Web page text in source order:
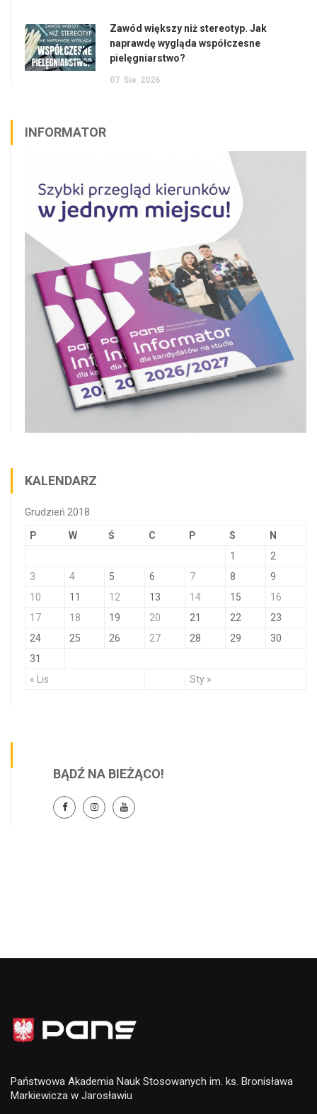
Zawód większy niż stereotyp. Jak
naprawdę wygląda współczesne
pielęgniarstwo?
07 Sie 2026
INFORMATOR
KALENDARZ
Grudzień 2018
P W Ś C P S N
« Lis Sty »
1
2
3
4 5 6 7 8
9
10
11 12 13 14 15
16
17
18 19 20 21 22
23
24
25 26 27 28 29
30
31
BĄDŹ NA BIEŻĄCO!
Państwowa Akademia Nauk Stosowanych im. ks. Bronisława
Markiewicza w Jarosławiu